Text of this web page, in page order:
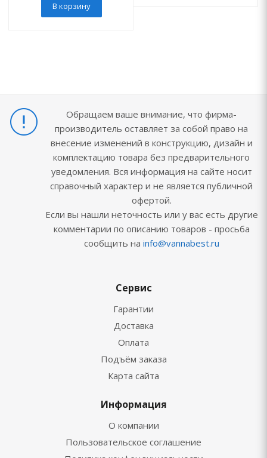
В корзину
Обращаем ваше внимание, что фирма-
производитель оставляет за собой право на
внесение изменений в конструкцию, дизайн и
комплектацию товара без предварительного
уведомления. Вся информация на сайте носит
справочный характер и не является публичной
офертой.
Если вы нашли неточность или у вас есть другие
комментарии по описанию товаров - просьба
сообщить на info@vannabest.ru
Сервис
Гарантии
Доставка
Оплата
Подъём заказа
Карта сайта
Информация
О компании
Пользовательское соглашение